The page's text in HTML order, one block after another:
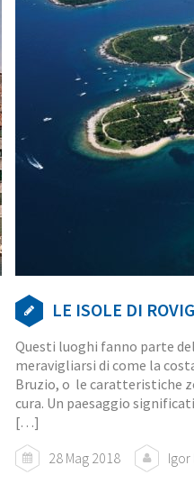
LE ISOLE DI
Questi luoghi fanno parte
meravigliarsi di come la
Bruzio, o le caratteristiche
cura. Un paesaggio
[…]
28 Mag 2018